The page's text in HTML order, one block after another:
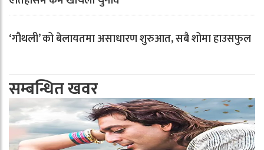
‘गौथली’ को बेलायतमा असाधारण शुरुआत, सबै शोमा हाउसफुल
सम्बन्धित खवर